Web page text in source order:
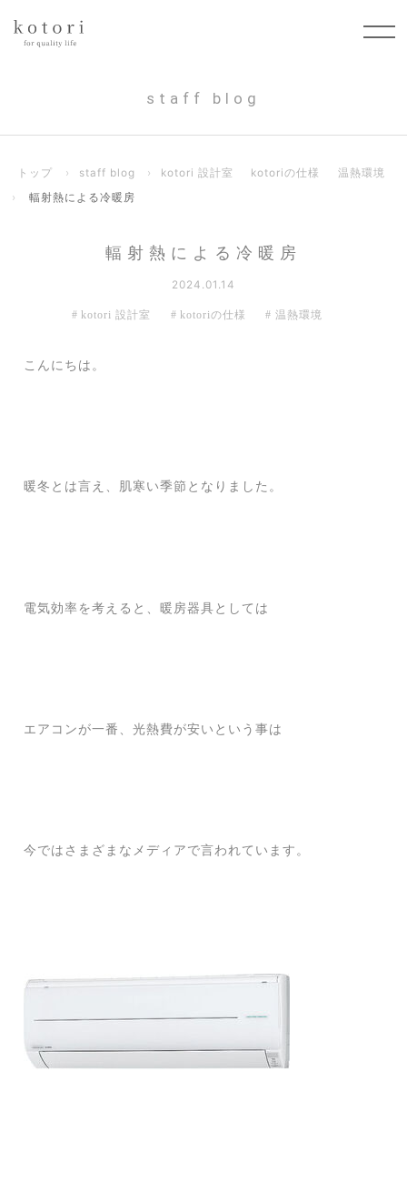
staff blog
トップ › staff blog › kotori 設計室 kotoriの仕様
温熱環境
›
輻射熱による冷暖房
輻射熱による冷暖房
2024.01.14
kotori 設計室 kotoriの仕様 温熱環境
こんにちは。
暖冬とは言え、肌寒い季節となりました。
電気効率を考えると、暖房器具としては
エアコンが一番、光熱費が安いという事は
今ではさまざまなメディアで言われています。